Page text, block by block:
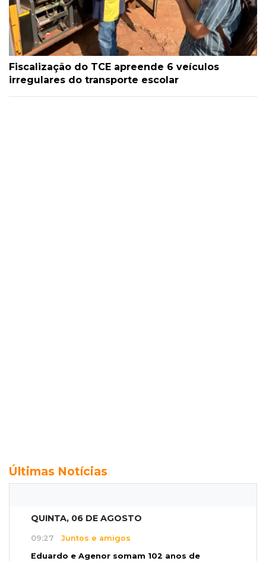
Fiscalização do TCE apreende 6 veículos
irregulares do transporte escolar
Últimas Notícias
QUINTA, 06 DE AGOSTO
09:27 Juntos e amigos
Eduardo e Agenor somam 102 anos de